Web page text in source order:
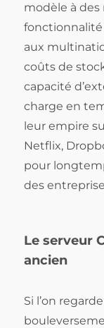
modèle à
fonctionnalité
aux
coûts de
capacité
charge en
leur empire
Netflix,
pour
des
Le serveur
ancien
Si l’on